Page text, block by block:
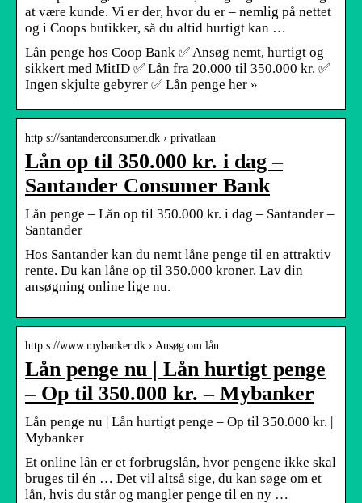
at være kunde. Vi er der, hvor du er – nemlig på nettet
og i Coops butikker, så du altid hurtigt kan …
Lån penge hos Coop Bank ✅ Ansøg nemt, hurtigt og
sikkert med MitID ✅ Lån fra 20.000 til 350.000 kr. ✅
Ingen skjulte gebyrer ✅ Lån penge her »
http s://santanderconsumer.dk › privatlaan
Lån op til 350.000 kr. i dag –
Santander Consumer Bank
Lån penge – Lån op til 350.000 kr. i dag – Santander –
Santander
Hos Santander kan du nemt låne penge til en attraktiv
rente. Du kan låne op til 350.000 kroner. Lav din
ansøgning online lige nu.
http s://www.mybanker.dk › Ansøg om lån
Lån penge nu | Lån hurtigt penge
– Op til 350.000 kr. – Mybanker
Lån penge nu | Lån hurtigt penge – Op til 350.000 kr. |
Mybanker
Et online lån er et forbrugslån, hvor pengene ikke skal
bruges til én … Det vil altså sige, du kan søge om et
lån, hvis du står og mangler penge til en ny …